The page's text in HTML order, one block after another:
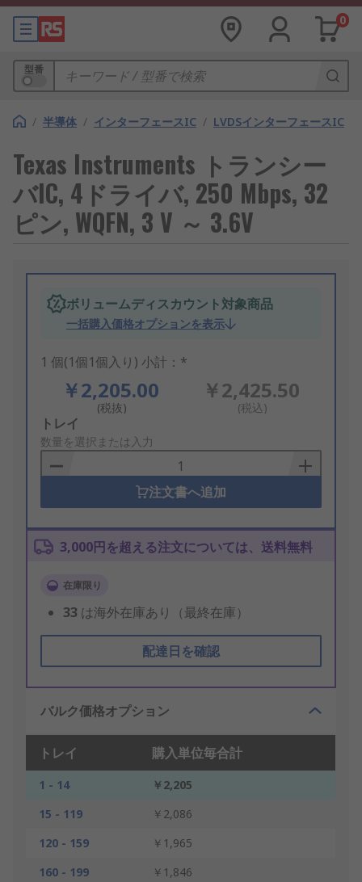
0
型番
/ 半導体 / インターフェースIC / LVDSインターフェースIC
Texas Instruments トランシー
バIC, 4ドライバ, 250 Mbps, 32
ピン, WQFN, 3 V ～ 3.6V
ボリュームディスカウント対象商品
一括購入価格オプションを表示
1 個(1個1個入り) 小計：*
￥2,205.00
(税抜)
￥2,425.50
(税込)
Add
to
Basket
トレイ
数量を選択または入力
注文書へ追加
3,000円を超える注文については、送料無料
在庫限り
33 は海外在庫あり（最終在庫）
配達日を確認
バルク価格オプション
トレイ 購入単位毎合計
1 - 14
￥2,205
15 - 119
￥2,086
120 - 159
￥1,965
160 - 199
￥1,846